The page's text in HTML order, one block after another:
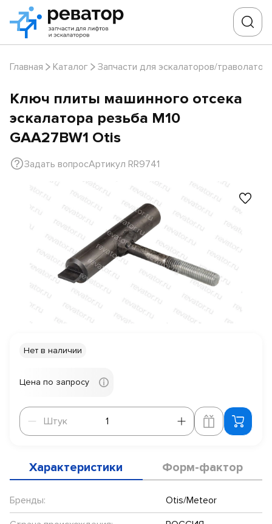
Главная Каталог Запчасти для эскалаторов/
Ключ плиты машинного отсека
эскалатора резьба M10
GAA27BW1 Otis
Задать вопросАртикул RR9741
Нет в наличии
Цена по запросу
Штук
Штук
Характеристики Форм-фактор
Бренды:
Otis/Meteor